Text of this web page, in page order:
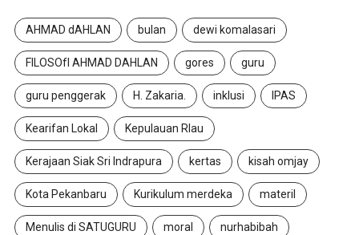
AHMAD dAHLAN bulan dewi komalasari
FILOSOfI AHMAD DAHLAN gores guru
guru penggerak H. Zakaria. inklusi IPAS
Kearifan Lokal Kepulauan RIau
Kerajaan Siak Sri Indrapura kertas kisah omjay
Kota Pekanbaru Kurikulum merdeka materil
Menulis di SATUGURU moral nurhabibah